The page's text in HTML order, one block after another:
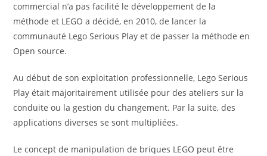
commercial n’a pas facilité le développement de la
méthode et LEGO a décidé, en 2010, de lancer la
communauté Lego Serious Play et de passer la méthode en
Open source.
Au début de son exploitation professionnelle, Lego Serious
Play était majoritairement utilisée pour des ateliers sur la
conduite ou la gestion du changement. Par la suite, des
applications diverses se sont multipliées.
Le concept de manipulation de briques LEGO peut être